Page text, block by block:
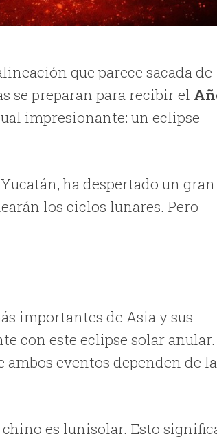
que parece sacada de
se preparan para recibir el
impresionante: un eclipse
ha despertado un gran
los ciclos lunares. Pero
importantes de Asia y sus
con este eclipse solar anular.
eventos dependen de la
es lunisolar. Esto